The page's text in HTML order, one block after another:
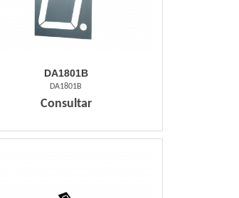
DA1801B
DA1801B
Consultar